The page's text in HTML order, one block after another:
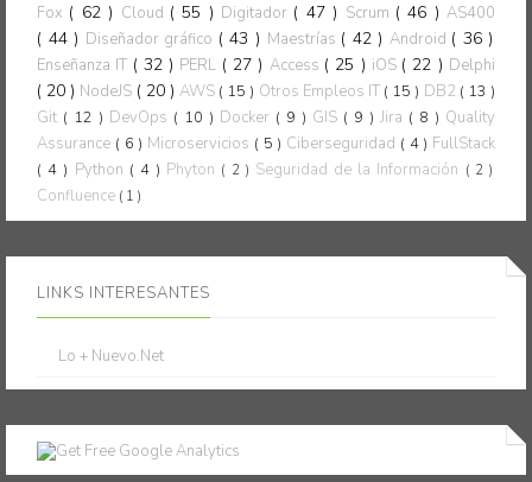
Fox ( 62 ) Cloud ( 55 ) Digitador ( 47 ) Scrum ( 46 ) AS400
( 44 ) Diseñador gráfico ( 43 ) Maestrías ( 42 ) Android ( 36 )
Enseñanza IT ( 32 ) PERL ( 27 ) Access ( 25 ) iOS ( 22 ) Delphi
( 20 ) NodeJS ( 20 )AWS ( 15 ) Otros Empleos IT ( 15 ) DB2 ( 13 )
Git ( 12 ) DevOps ( 10 ) Docker ( 9 ) GIS ( 9 ) Jira ( 8 ) Quality
Assurance ( 6 ) Microservicios ( 5 ) Ciberseguridad ( 4 ) FullStack
( 4 ) Python ( 4 ) Phyton ( 2 ) Seguridad de la Información ( 2 )
Confluence ( 1 )
LINKS INTERESANTES
Lo + Nuevo.Net